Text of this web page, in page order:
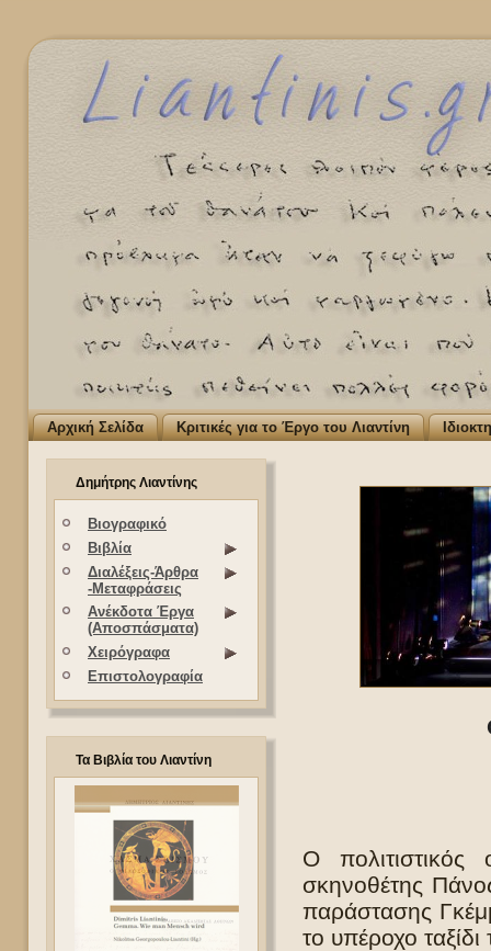
Αρχική Σελίδα Κριτικές για το Έργο του Λιαντίνη
Δημήτρης Λιαντίνης
Βιογραφικό
Βιβλία
Διαλέξεις-Άρθρα
-Μεταφράσεις
Ανέκδοτα Έργα
(Αποσπάσματα)
Χειρόγραφα
Επιστολογραφία
Τα Βιβλία του Λιαντίνη
Ο
σκηνοθέτης
παράστασης
το υπέροχο